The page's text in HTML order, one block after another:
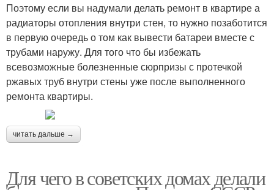
Поэтому если вы надумали делать ремонт в квартире а
радиаторы отопления внутри стен, то нужно позаботится
в первую очередь о том как вывести батареи вместе с
трубами наружу. Для того что бы избежать
всевозможные болезненные сюрпризы с протечкой
ржавых труб внутри стены уже после выполненного
ремонта квартиры.
читать дальше →
Для чего в советских домах делали